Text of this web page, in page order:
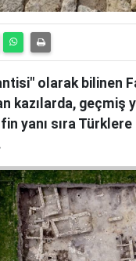
olarak bilinen
kazılarda, geçmiş
yanı sıra